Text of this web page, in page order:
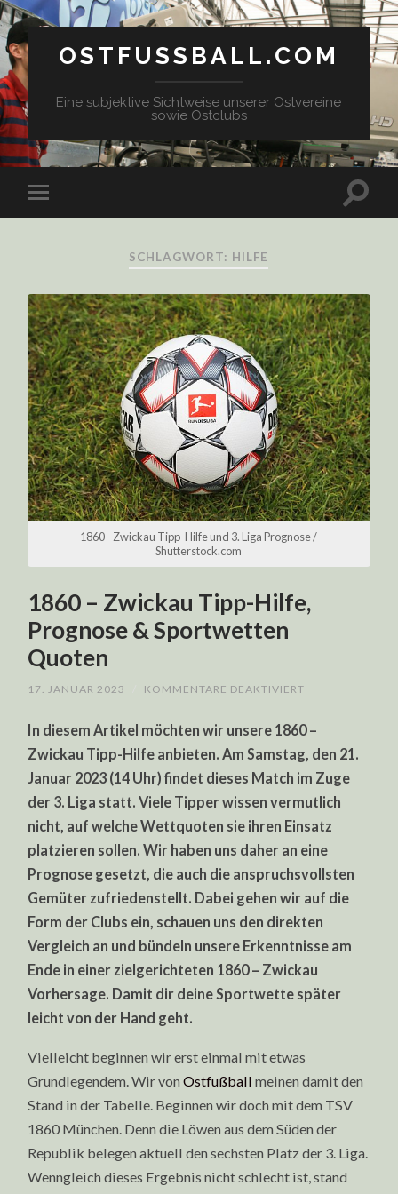
OSTFUSSBALL.COM
Eine subjektive Sichtweise unserer Ostvereine
sowie Ostclubs
SCHLAGWORT: HILFE
1860 - Zwickau Tipp-Hilfe und 3. Liga Prognose /
Shutterstock.com
1860 – Zwickau Tipp-Hilfe,
Prognose & Sportwetten
Quoten
17. JANUAR 2023 KOMMENTARE DEAKTIVIERT
ZWICKAU
HILFE,
&
SPORTWETTEN
QUOTEN
In diesem Artikel möchten wir unsere 1860 –
Zwickau Tipp-Hilfe anbieten. Am Samstag, den 21.
Januar 2023 (14 Uhr) findet dieses Match im Zuge
der 3. Liga statt. Viele Tipper wissen vermutlich
nicht, auf welche Wettquoten sie ihren Einsatz
platzieren sollen. Wir haben uns daher an eine
Prognose gesetzt, die auch die anspruchsvollsten
Gemüter zufriedenstellt. Dabei gehen wir auf die
Form der Clubs ein, schauen uns den direkten
Vergleich an und bündeln unsere Erkenntnisse am
Ende in einer zielgerichteten 1860 – Zwickau
Vorhersage. Damit dir deine Sportwette später
leicht von der Hand geht.
Vielleicht beginnen wir erst einmal mit etwas
Grundlegendem. Wir vonOstfußball meinen damit den
Stand in der Tabelle. Beginnen wir doch mit dem TSV
1860 München. Denn die Löwen aus dem Süden der
Republik belegen aktuell den sechsten Platz der 3. Liga.
Wenngleich dieses Ergebnis nicht schlecht ist, stand